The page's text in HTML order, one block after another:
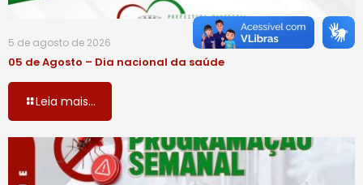
5 de agosto de 2026
05 de Agosto – Dia nacional da saúde
Leia mais...